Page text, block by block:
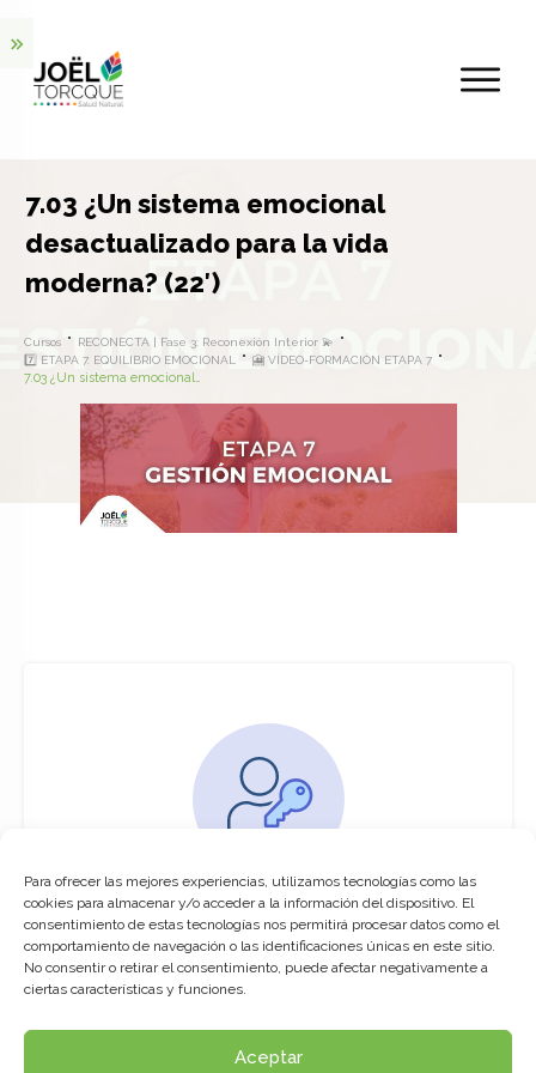
Para ofrecer las mejores experiencias, utilizamos tecnologías como las
cookies para almacenar y/o acceder a la información del dispositivo. El
consentimiento de estas tecnologías nos permitirá procesar datos como el
comportamiento de navegación o las identificaciones únicas en este sitio.
No consentir o retirar el consentimiento, puede afectar negativamente a
ciertas características y funciones.
Aceptar
7.03 ¿Un sistema emocional
desactualizado para la vida
moderna? (22′)
Cursos
RECONECTA | Fase 3: Reconexión Interior 💫
7️⃣ ETAPA 7. EQUILIBRIO EMOCIONAL
🎦 VÍDEO-FORMACIÓN ETAPA 7
7.03 ¿Un sistema emocional desactualizado para la vida moderna? (22′)
You must be logged in to access this
course
This course is only available for registered
Click here to login